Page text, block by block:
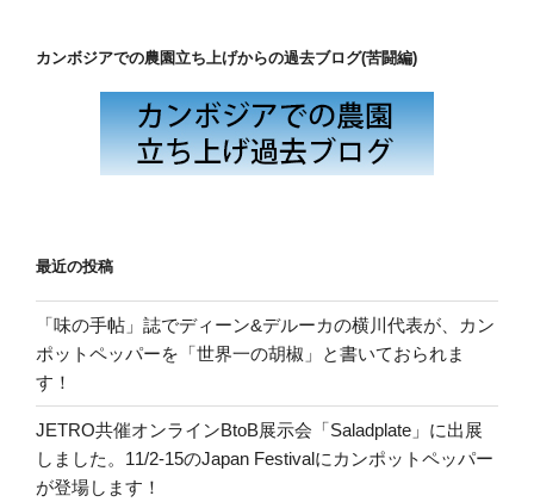
カンボジアでの農園立ち上げからの過去ブログ(苦闘編)
最近の投稿
「味の手帖」誌でディーン&デルーカの横川代表が、カン
ポットペッパーを「世界一の胡椒」と書いておられま
す！
JETRO共催オンラインBtoB展示会「Saladplate」に出展
しました。11/2-15のJapan Festivalにカンポットペッパー
が登場します！